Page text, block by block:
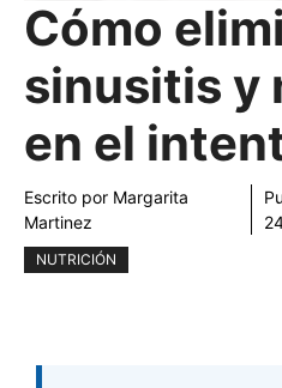
Cómo
sinusitis y
en el
Escrito por Margarita
Martinez
NUTRICIÓN